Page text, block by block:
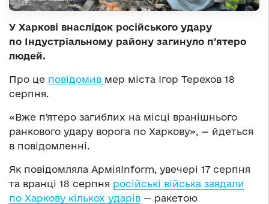
У Харкові внаслідок російського удару
по Індустріальному району загинуло пʼятеро
людей.
Про це повідомив мер міста Ігор Терехов 18
серпня.
«Вже пʼятеро загиблих на місці вранішнього
ранкового удару ворога по Харкову», — йдеться
в повідомленні.
Як повідомляла АрміяInform, увечері 17 серпня
та вранці 18 серпня російські війська завдали
по Харкову кількох ударів — ракетою